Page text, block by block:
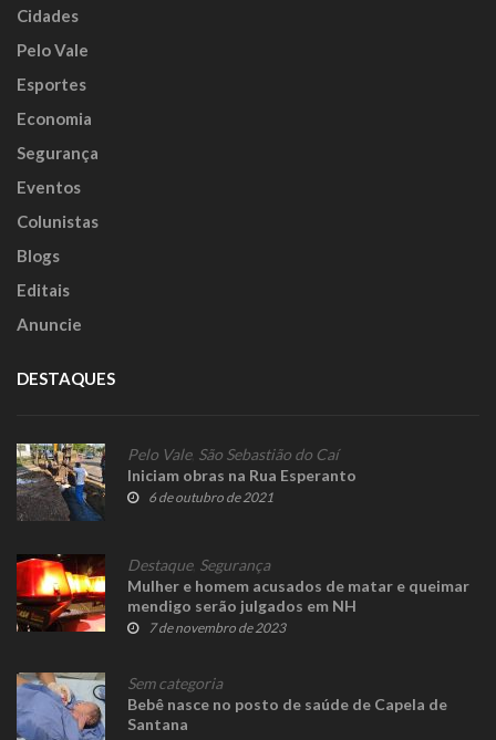
Cidades
Pelo Vale
Esportes
Economia
Segurança
Eventos
Colunistas
Blogs
Editais
Anuncie
DESTAQUES
Pelo Vale, São Sebastião do Caí
Iniciam obras na Rua Esperanto
6 de outubro de 2021
Destaque, Segurança
Mulher e homem acusados de matar e queimar
mendigo serão julgados em NH
7 de novembro de 2023
Sem categoria
Bebê nasce no posto de saúde de Capela de
Santana